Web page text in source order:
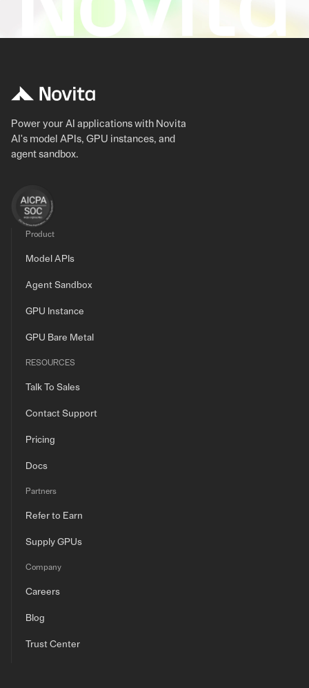
Power your AI applications with Novita
AI's model APIs, GPU instances, and
agent sandbox.
Product
Model APIs
Agent Sandbox
GPU Instance
GPU Bare Metal
RESOURCES
Talk To Sales
Contact Support
Pricing
Docs
Partners
Refer to Earn
Supply GPUs
Company
Careers
Blog
Trust Center